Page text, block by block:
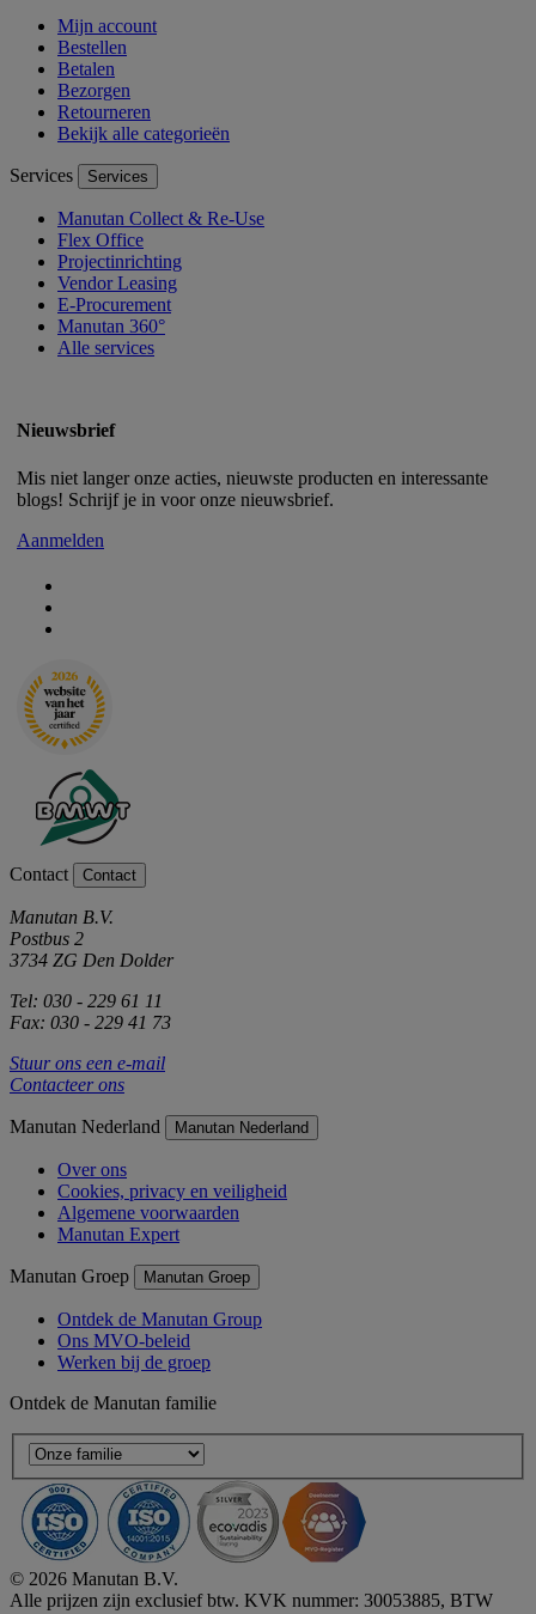
Mijn account
Bestellen
Betalen
Bezorgen
Retourneren
Bekijk alle categorieën
Services Services
Manutan Collect & Re-Use
Flex Office
Projectinrichting
Vendor Leasing
E-Procurement
Manutan 360°
Alle services
Nieuwsbrief
Mis niet langer onze acties, nieuwste producten en interessante
blogs! Schrijf je in voor onze nieuwsbrief.
Aanmelden
Contact Contact
Manutan B.V.
Postbus 2
3734 ZG Den Dolder
Tel: 030 - 229 61 11
Fax: 030 - 229 41 73
Stuur ons een e-mail
Contacteer ons
Manutan Nederland Manutan Nederland
Over ons
Cookies, privacy en veiligheid
Algemene voorwaarden
Manutan Expert
Manutan Groep Manutan Groep
Ontdek de Manutan Group
Ons MVO-beleid
Werken bij de groep
Ontdek de Manutan familie
© 2026 Manutan B.V.
Alle prijzen zijn exclusief btw. KVK nummer: 30053885, BTW